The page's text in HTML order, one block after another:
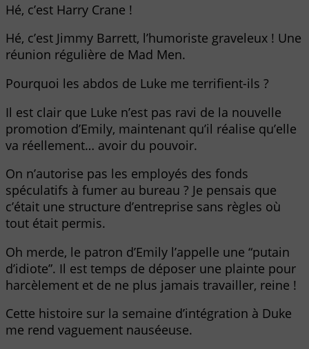
Hé, c’est Harry Crane !
Hé, c’est Jimmy Barrett, l’humoriste graveleux ! Une
réunion régulière de Mad Men.
Pourquoi les abdos de Luke me terrifient-ils ?
Il est clair que Luke n’est pas ravi de la nouvelle
promotion d’Emily, maintenant qu’il réalise qu’elle
va réellement… avoir du pouvoir.
On n’autorise pas les employés des fonds
spéculatifs à fumer au bureau ? Je pensais que
c’était une structure d’entreprise sans règles où
tout était permis.
Oh merde, le patron d’Emily l’appelle une “putain
d’idiote”. Il est temps de déposer une plainte pour
harcèlement et de ne plus jamais travailler, reine !
Cette histoire sur la semaine d’intégration à Duke
me rend vaguement nauséeuse.